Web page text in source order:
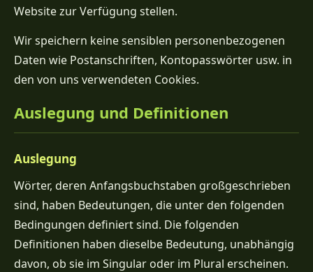
Website zur Verfügung stellen.
Wir speichern keine sensiblen personenbezogenen
Daten wie Postanschriften, Kontopasswörter usw. in
den von uns verwendeten Cookies.
Auslegung und Definitionen
Auslegung
Wörter, deren Anfangsbuchstaben großgeschrieben
sind, haben Bedeutungen, die unter den folgenden
Bedingungen definiert sind. Die folgenden
Definitionen haben dieselbe Bedeutung, unabhängig
davon, ob sie im Singular oder im Plural erscheinen.